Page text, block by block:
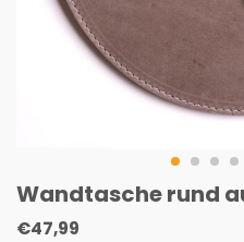
Wandtasche rund
€47,99